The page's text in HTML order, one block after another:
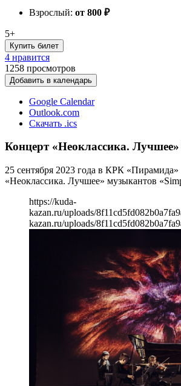
Взрослый: от 800 ₽
5+
Купить билет
4 нравится
1258 просмотров
Добавить в календарь
Google Calendar
Outlook.com
Скачать .ics
Концерт «Неоклассика. Лучшее»
25 сентября 2023 года в КРК «Пирамида»
«Неоклассика. Лучшее» музыкантов
https://kuda-
kazan.ru/uploads/
kazan.ru/uploads/